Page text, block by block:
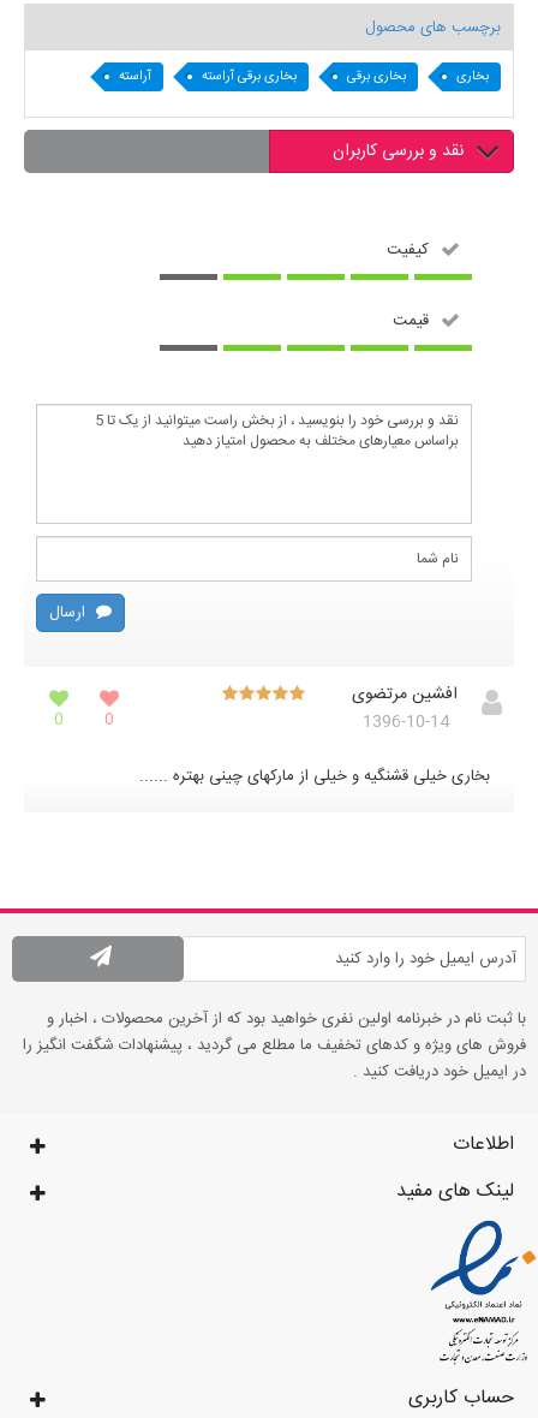
برچسب های محصول
بخاری بخاری برقی بخاری برقی آراسته آراسته
نقد و بررسی کاربران
کیفیت
قیمت
ارسال
افشین مرتضوی
1396-10-14
0
0
بخاری خیلی قشنگیه و خیلی از مارکهای چینی بهتره ......
با ثبت نام در خبرنامه اولین نفری خواهید بود که از آخرین محصولات ، اخبار و
فروش های ویژه و کدهای تخفیف ما مطلع می گردید ، پیشنهادات شگفت انگیز را
در ایمیل خود دریافت کنید .
اطلاعات
لینک های مفید
حساب کاربری